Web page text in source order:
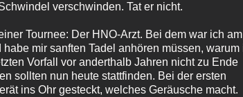
verschwinden. Tat er nicht.
Tournee: Der HNO-Arzt. Bei dem war ich am
mir sanften Tadel anhören müssen, warum
Vorfall vor anderthalb Jahren nicht zu Ende
sollten nun heute stattfinden. Bei der ersten
ins Ohr gesteckt, welches Geräusche macht.